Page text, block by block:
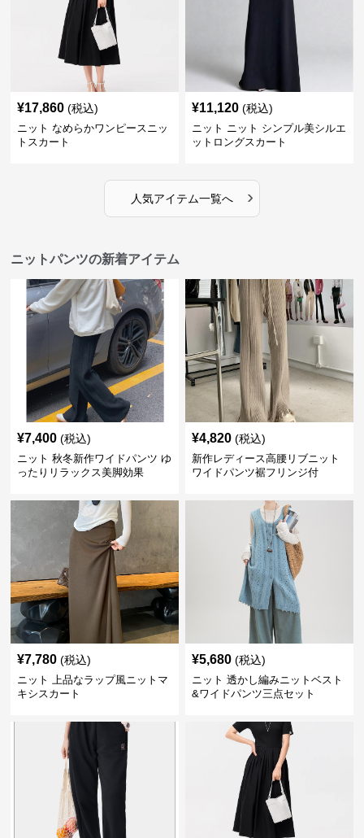
¥17,860 (税込)
ニット なめらかワンピースニッ
トスカート
¥11,120 (税込)
ニット ニット シンプル美シルエ
ットロングスカート
人気アイテム一覧へ ›
ニットパンツの新着アイテム
¥7,400 (税込)
ニット 秋冬新作ワイドパンツ ゆ
ったりリラックス美脚効果
¥4,820 (税込)
新作レディース高腰リブニット
ワイドパンツ裾フリンジ付
¥7,780 (税込)
ニット 上品なラップ風ニットマ
キシスカート
¥5,680 (税込)
ニット 透かし編みニットベスト
&ワイドパンツ三点セット